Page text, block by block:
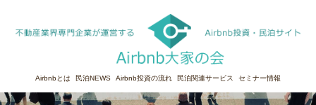
Airbnbとは 民泊NEWS Airbnb投資の流れ 民泊関連サービス セミナー情報